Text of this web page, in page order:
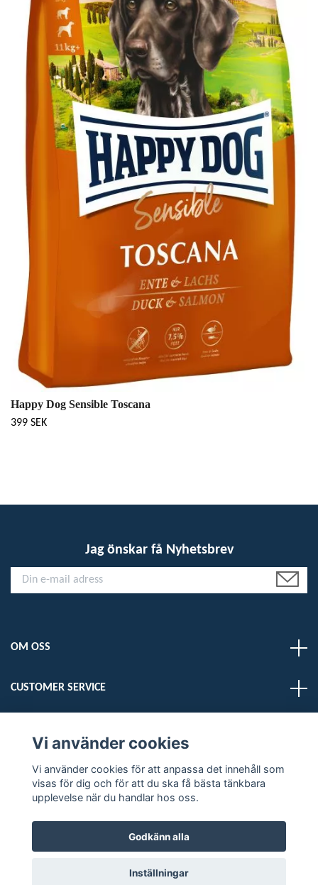
Happy Dog Sensible Toscana
399 SEK
Jag önskar få Nyhetsbrev
OM OSS
CUSTOMER SERVICE
Sociala medier
© 2026 DELMARDOGS
Vi använder cookies
Vi använder cookies för att anpassa det innehåll som
visas för dig och för att du ska få bästa tänkbara
upplevelse när du handlar hos oss.
Godkänn alla
Inställningar